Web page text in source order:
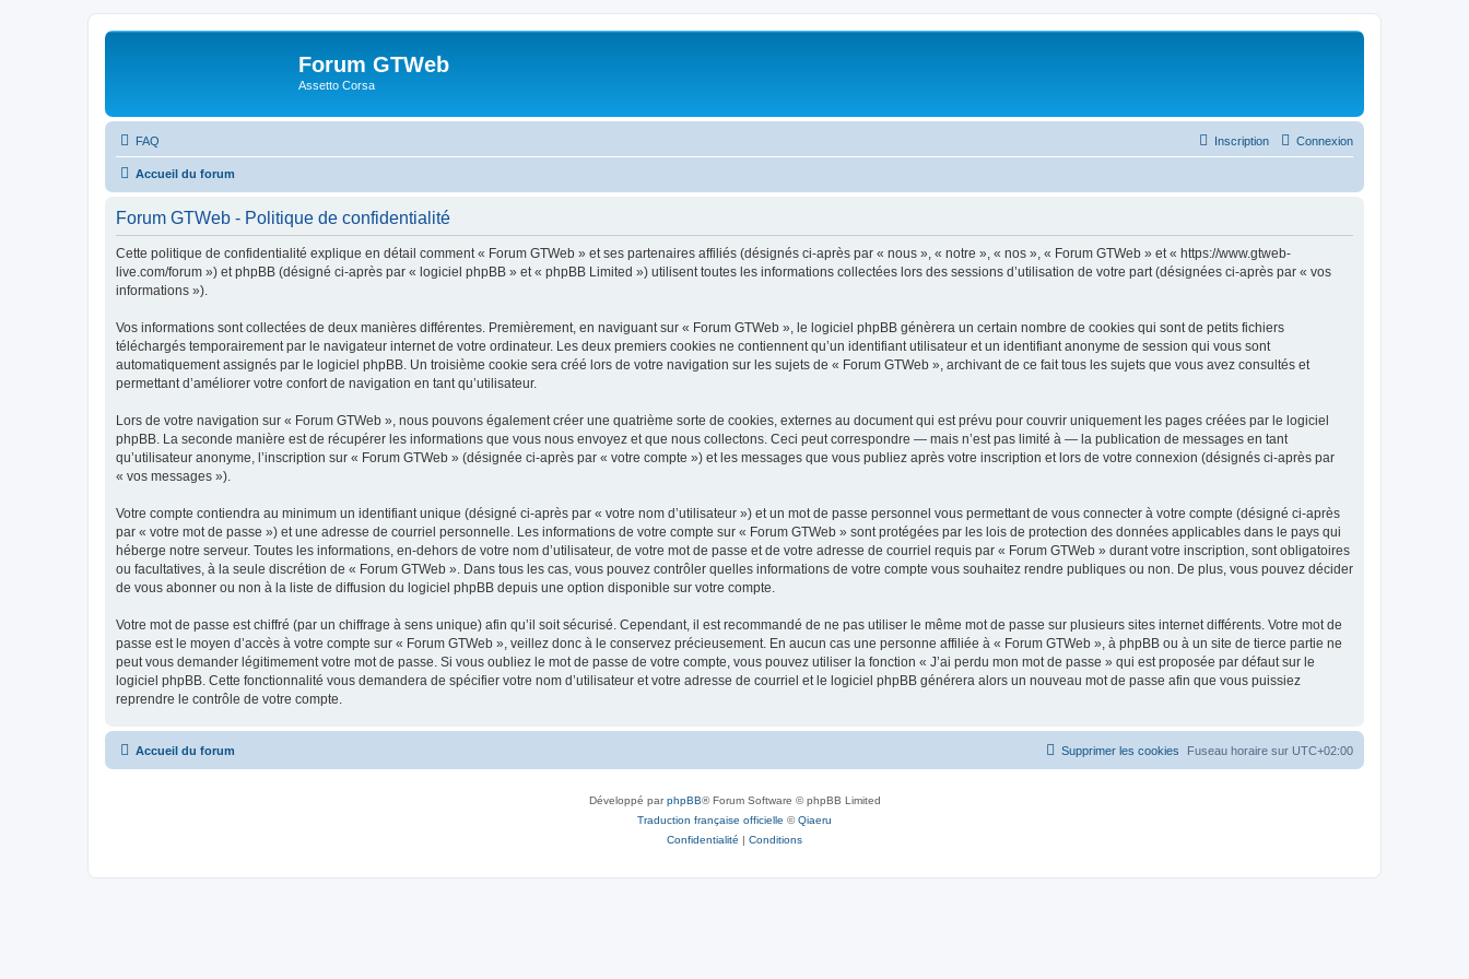
Forum GTWeb
Assetto Corsa
FAQ Connexion
Inscription
Accueil du forum
Forum GTWeb - Politique de confidentialité
Cette politique de confidentialité explique en détail comment « Forum GTWeb » et ses partenaires affiliés (désignés ci-après par « nous », « notre », « nos », « Forum GTWeb » et « https://www.gtweb-
live.com/forum ») et phpBB (désigné ci-après par « logiciel phpBB » et « phpBB Limited ») utilisent toutes les informations collectées lors des sessions d’utilisation de votre part (désignées ci-après par « vos
informations »).
Vos informations sont collectées de deux manières différentes. Premièrement, en naviguant sur « Forum GTWeb », le logiciel phpBB génèrera un certain nombre de cookies qui sont de petits fichiers
téléchargés temporairement par le navigateur internet de votre ordinateur. Les deux premiers cookies ne contiennent qu’un identifiant utilisateur et un identifiant anonyme de session qui vous sont
automatiquement assignés par le logiciel phpBB. Un troisième cookie sera créé lors de votre navigation sur les sujets de « Forum GTWeb », archivant de ce fait tous les sujets que vous avez consultés et
permettant d’améliorer votre confort de navigation en tant qu’utilisateur.
Lors de votre navigation sur « Forum GTWeb », nous pouvons également créer une quatrième sorte de cookies, externes au document qui est prévu pour couvrir uniquement les pages créées par le logiciel
phpBB. La seconde manière est de récupérer les informations que vous nous envoyez et que nous collectons. Ceci peut correspondre — mais n’est pas limité à — la publication de messages en tant
qu’utilisateur anonyme, l’inscription sur « Forum GTWeb » (désignée ci-après par « votre compte ») et les messages que vous publiez après votre inscription et lors de votre connexion (désignés ci-après par
« vos messages »).
Votre compte contiendra au minimum un identifiant unique (désigné ci-après par « votre nom d’utilisateur ») et un mot de passe personnel vous permettant de vous connecter à votre compte (désigné ci-après
par « votre mot de passe ») et une adresse de courriel personnelle. Les informations de votre compte sur « Forum GTWeb » sont protégées par les lois de protection des données applicables dans le pays qui
héberge notre serveur. Toutes les informations, en-dehors de votre nom d’utilisateur, de votre mot de passe et de votre adresse de courriel requis par « Forum GTWeb » durant votre inscription, sont obligatoires
ou facultatives, à la seule discrétion de « Forum GTWeb ». Dans tous les cas, vous pouvez contrôler quelles informations de votre compte vous souhaitez rendre publiques ou non. De plus, vous pouvez décider
de vous abonner ou non à la liste de diffusion du logiciel phpBB depuis une option disponible sur votre compte.
Votre mot de passe est chiffré (par un chiffrage à sens unique) afin qu’il soit sécurisé. Cependant, il est recommandé de ne pas utiliser le même mot de passe sur plusieurs sites internet différents. Votre mot de
passe est le moyen d’accès à votre compte sur « Forum GTWeb », veillez donc à le conservez précieusement. En aucun cas une personne affiliée à « Forum GTWeb », à phpBB ou à un site de tierce partie ne
peut vous demander légitimement votre mot de passe. Si vous oubliez le mot de passe de votre compte, vous pouvez utiliser la fonction « J’ai perdu mon mot de passe » qui est proposée par défaut sur le
logiciel phpBB. Cette fonctionnalité vous demandera de spécifier votre nom d’utilisateur et votre adresse de courriel et le logiciel phpBB générera alors un nouveau mot de passe afin que vous puissiez
reprendre le contrôle de votre compte.
Accueil du forum Fuseau horaire sur UTC+02:00
Supprimer les cookies
Développé parphpBB® Forum Software © phpBB Limited
Traduction française officielle ©Qiaeru
Confidentialité | Conditions